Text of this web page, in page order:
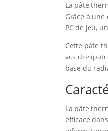
La pâte
Grâce à
PC de jeu,
Cette pâte
vos
base du
La pâte
efficace